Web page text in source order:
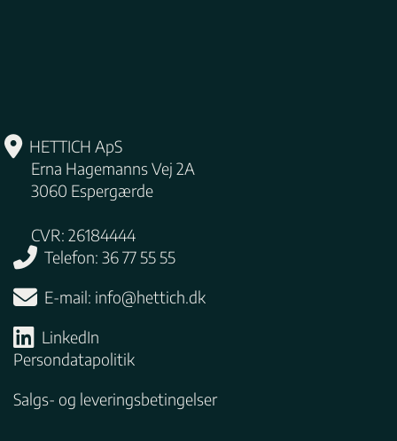
HETTICH ApS
Erna Hagemanns Vej 2A
3060 Espergærde
CVR: 26184444
Telefon: 36 77 55 55
E-mail: info@hettich.dk
LinkedIn
Persondatapolitik
Salgs- og leveringsbetingelser